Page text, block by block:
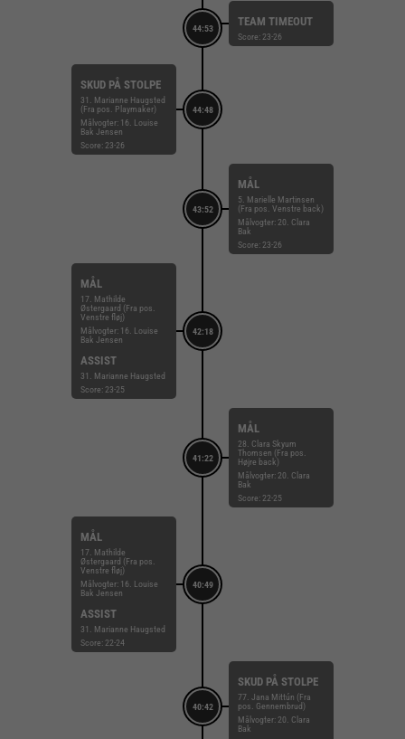
44:53
TEAM TIMEOUT
Score: 23-26
44:48
SKUD PÅ STOLPE
31. Marianne Haugsted
(Fra pos. Playmaker)
Målvogter: 16. Louise
Bak Jensen
Score: 23-26
43:52
MÅL
5. Marielle Martinsen
(Fra pos. Venstre back)
Målvogter: 20. Clara
Bak
Score: 23-26
42:18
MÅL
17. Mathilde
Østergaard (Fra pos.
Venstre fløj)
Målvogter: 16. Louise
Bak Jensen
ASSIST
31. Marianne Haugsted
Score: 23-25
41:22
MÅL
28. Clara Skyum
Thomsen (Fra pos.
Højre back)
Målvogter: 20. Clara
Bak
Score: 22-25
40:49
MÅL
17. Mathilde
Østergaard (Fra pos.
Venstre fløj)
Målvogter: 16. Louise
Bak Jensen
ASSIST
31. Marianne Haugsted
Score: 22-24
40:42
SKUD PÅ STOLPE
77. Jana Mittún (Fra
pos. Gennembrud)
Målvogter: 20. Clara
Bak